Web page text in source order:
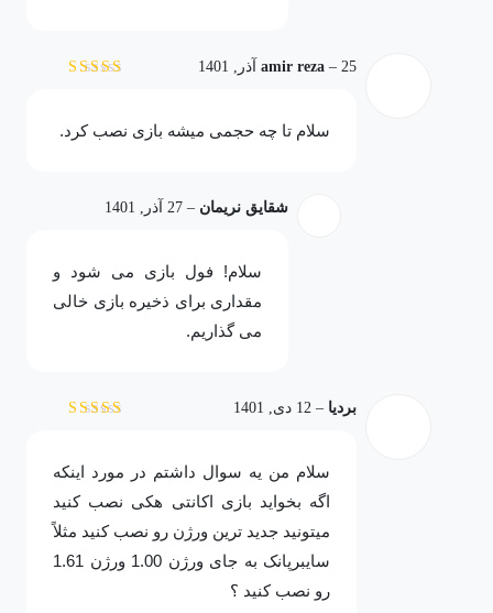
amir reza – 25 آذر, 1401
سلام تا چه حجمی میشه بازی نصب کرد.
شقایق نریمان – 27 آذر, 1401
سلام! فول بازی می شود و
مقداری برای ذخیره بازی خالی
می گذاریم.
بردیا – 12 دی, 1401
سلام من یه سوال داشتم در مورد اینکه
اگه بخواید بازی اکانتی هکی نصب کنید
میتونید جدید ترین ورژن رو نصب کنید مثلاً
سایبرپانک به جای ورژن 1.00 ورژن 1.61
رو نصب کنید ؟